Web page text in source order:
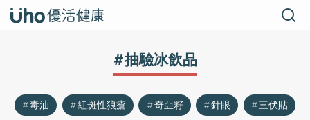
#抽驗冰飲品
毒油 紅斑性狼瘡 奇亞籽 針眼
三伏貼